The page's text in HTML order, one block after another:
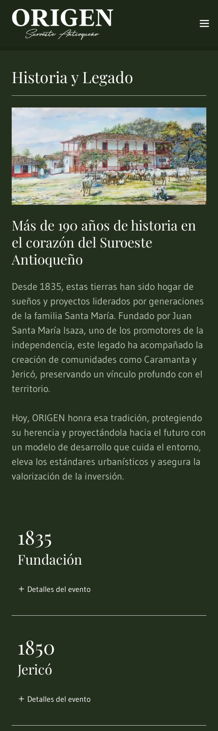
Historia y Legado
Más de 190 años de historia en
el corazón del Suroeste
Antioqueño
Desde 1835, estas tierras han sido hogar de
sueños y proyectos liderados por generaciones
de la familia Santa María. Fundado por Juan
Santa María Isaza, uno de los promotores de la
independencia, este legado ha acompañado la
creación de comunidades como Caramanta y
Jericó, preservando un vínculo profundo con el
territorio.
Hoy, ORIGEN honra esa tradición, protegiendo
su herencia y proyectándola hacia el futuro con
un modelo de desarrollo que cuida el entorno,
eleva los estándares urbanísticos y asegura la
valorización de la inversión.
1835
Fundación
Detalles del evento
1850
Jericó
Detalles del evento